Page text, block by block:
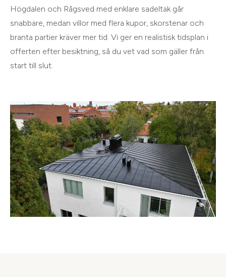
Högdalen och Rågsved med enklare sadeltak går
snabbare, medan villor med flera kupor, skorstenar och
branta partier kräver mer tid. Vi ger en realistisk tidsplan i
offerten efter besiktning, så du vet vad som gäller från
start till slut.